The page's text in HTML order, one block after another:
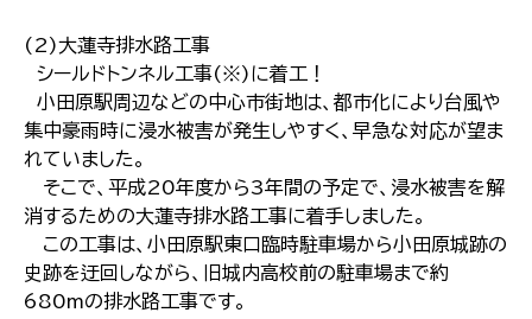
(2)大蓮寺排水路工事
シールドトンネル工事(※)に着工！
小田原駅周辺などの中心市街地は、都市化により台風や
集中豪雨時に浸水被害が発生しやすく、早急な対応が望ま
れていました。
そこで、平成20年度から3年間の予定で、浸水被害を解
消するための大蓮寺排水路工事に着手しました。
この工事は、小田原駅東口臨時駐車場から小田原城跡の
史跡を迂回しながら、旧城内高校前の駐車場まで約
680mの排水路工事です。